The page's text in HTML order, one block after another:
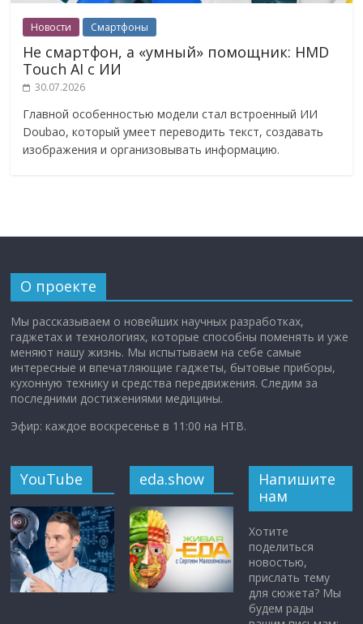
Новости Смартфоны
Не смартфон, а «умный» помощник: HMD
Touch AI с ИИ
30.07.2026
Главной особенностью модели стал встроенный ИИ
Doubao, который умеет переводить текст, создавать
изображения и организовывать информацию.
О проекте
Мы рассказываем о новейших научных разработках,
гаджетах и технологиях, которые способны поменять и уже
меняют нашу жизнь. Мы испытываем на себе самые
интересные и впечатляющие гаджеты, бытовые приборы,
кухонную технику и средства передвижения. Следим за
последними достижениями медицины.
Эфир: каждое воскресенье в 11:00 на НТВ.
YouTube eda.show
Напишите
нам
Хотите
поделиться
новостью,
прислать тему
для сюжета? Мы
будем рады